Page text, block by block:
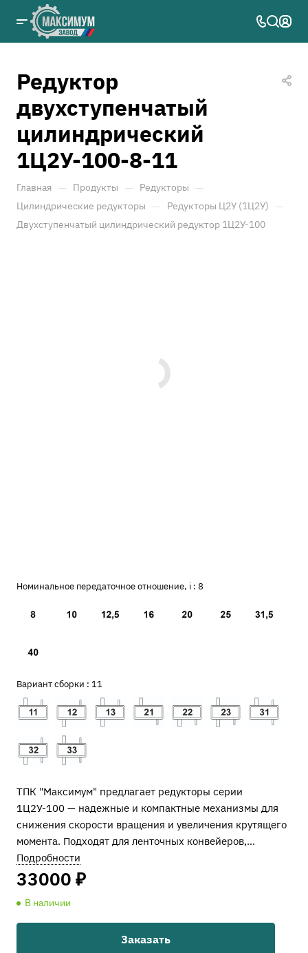
Редуктор
двухступенчатый
цилиндрический
1Ц2У-100-8-11
Главная — Продукты — Редукторы —
Цилиндрические редукторы — Редукторы Ц2У (1Ц2У) —
Двухступенчатый цилиндрический редуктор 1Ц2У-100
Номинальное передаточное отношение, i : 8
Вариант сборки : 11
ТПК "Максимум" предлагает редукторы серии
1Ц2У-100 — надежные и компактные механизмы для
снижения скорости вращения и увеличения крутящего
момента. Подходят для ленточных конвейеров,
роликовых механизмов, смесителей, монтажных
лебедок и других промышленных систем.
выдерживает значительные нагрузки и идеально
подходит для оборудования с ограниченным
пространством и режимом кратковременных нагрузок.
Подробности
33000 ₽
В наличии
Заказать